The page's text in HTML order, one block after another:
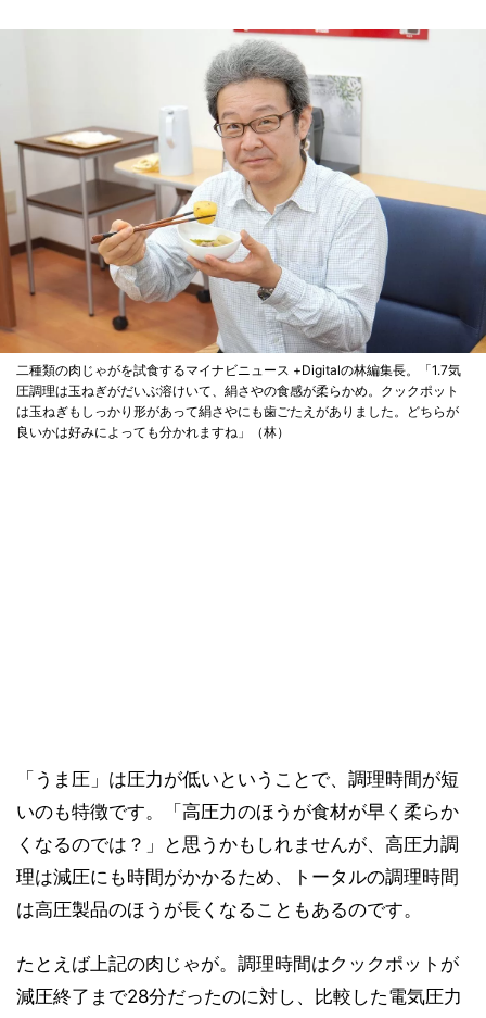
二種類の肉じゃがを試食するマイナビニュース +Digitalの林編集長。「1.7気
圧調理は玉ねぎがだいぶ溶けいて、絹さやの食感が柔らかめ。クックポット
は玉ねぎもしっかり形があって絹さやにも歯ごたえがありました。どちらが
良いかは好みによっても分かれますね」（林）
「うま圧」は圧力が低いということで、調理時間が短
いのも特徴です。「高圧力のほうが食材が早く柔らか
くなるのでは？」と思うかもしれませんが、高圧力調
理は減圧にも時間がかかるため、トータルの調理時間
は高圧製品のほうが長くなることもあるのです。
たとえば上記の肉じゃが。調理時間はクックポットが
減圧終了まで28分だったのに対し、比較した電気圧力